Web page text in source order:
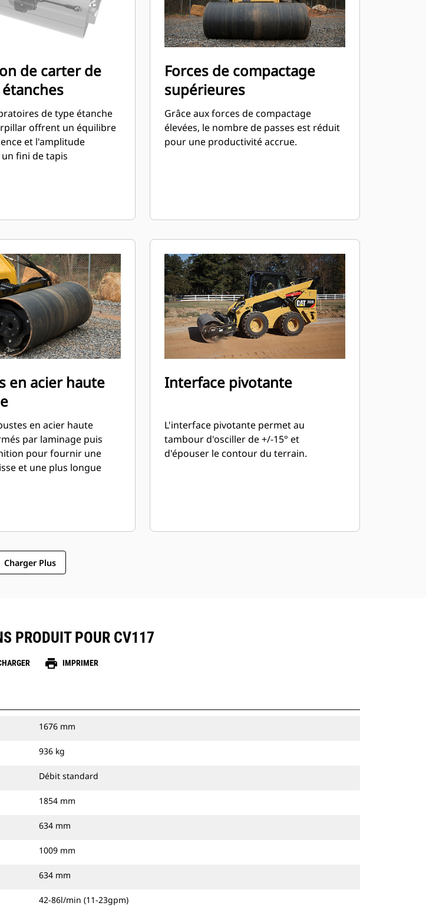
de carter de
de type étanche
offrent un équilibre
et l'amplitude
fini de tapis
Forces de compactage
supérieures
Grâce aux forces de compactage
élevées, le nombre de passes est réduit
pour une productivité accrue.
en acier haute
en acier haute
par laminage puis
pour fournir une
et une plus longue
Interface pivotante
L'interface pivotante permet au
tambour d'osciller de +/-15° et
d'épouser le contour du terrain.
Charger Plus
PRODUIT POUR CV117
print IMPRIMER
1676 mm
936 kg
Débit standard
1854 mm
634 mm
1009 mm
634 mm
42-86l/min (11-23gpm)